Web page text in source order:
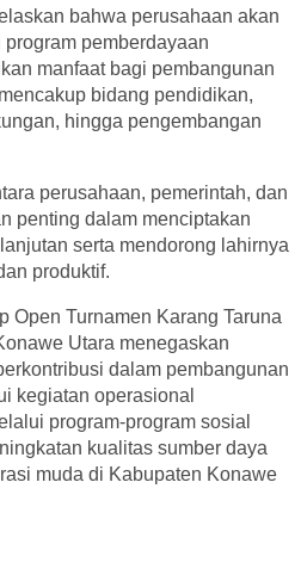
bahwa perusahaan akan
pemberdayaan
manfaat bagi pembangunan
bidang pendidikan,
hingga pengembangan
perusahaan, pemerintah, dan
penting dalam menciptakan
serta mendorong lahirnya
produktif.
Open Turnamen Karang Taruna
Utara menegaskan
dalam pembangunan
kegiatan operasional
program-program sosial
kualitas sumber daya
muda di Kabupaten Konawe